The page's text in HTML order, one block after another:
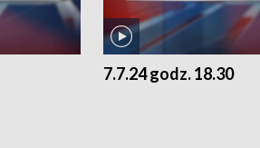
7.7.24 godz. 18.30